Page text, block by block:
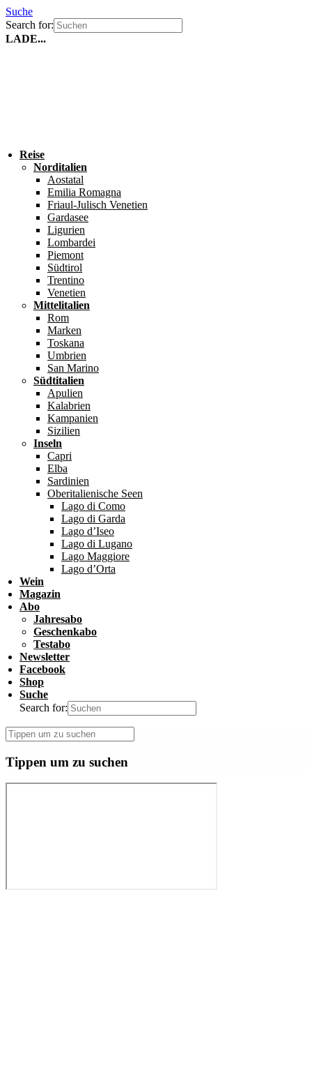
Suche
Search for:
LADE...
Reise
Norditalien
Aostatal
Emilia Romagna
Friaul-Julisch Venetien
Gardasee
Ligurien
Lombardei
Piemont
Südtirol
Trentino
Venetien
Mittelitalien
Rom
Marken
Toskana
Umbrien
San Marino
Südtitalien
Apulien
Kalabrien
Kampanien
Sizilien
Inseln
Capri
Elba
Sardinien
Oberitalienische Seen
Lago di Como
Lago di Garda
Lago d’Iseo
Lago di Lugano
Lago Maggiore
Lago d’Orta
Wein
Magazin
Abo
Jahresabo
Geschenkabo
Testabo
Newsletter
Facebook
Shop
Suche
Search for:
Tippen um zu suchen